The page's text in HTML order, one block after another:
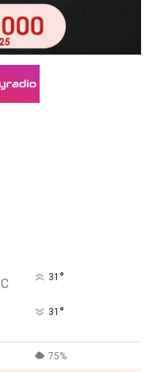
C 31 °
31 °
75%